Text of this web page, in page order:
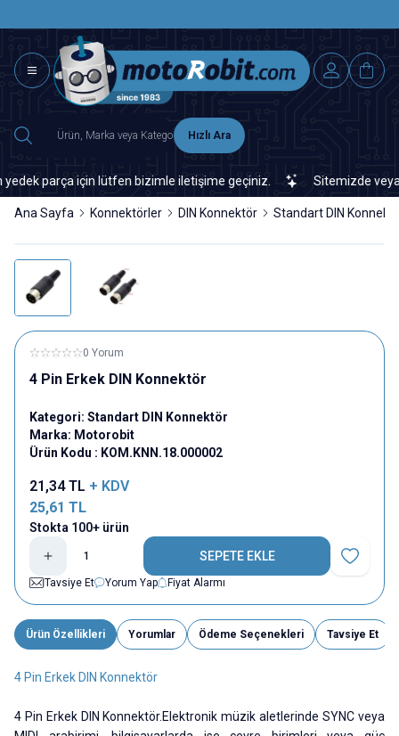
Hızlı Ara
parça için lütfen bizimle iletişime geçiniz. Sitemizde veya
Ana Sayfa Konnektörler DIN Konnektör Standart DIN
0 Yorum
4 Pin Erkek DIN Konnektör
Kategori: Standart DIN Konnektör
Marka: Motorobit
Ürün Kodu : KOM.KNN.18.000002
21,34TL + KDV
25,61 TL
Stokta 100+ ürün
SEPETE EKLE
Favoriye
Tavsiye Et
Yorum Yap Fiyat Alarmı
Ürün Özellikleri Yorumlar Ödeme Seçenekleri Tavsiye Et
4 Pin Erkek DIN Konnektör
4 Pin Erkek DIN Konnektör.Elektronik müzik aletlerinde SYNC veya